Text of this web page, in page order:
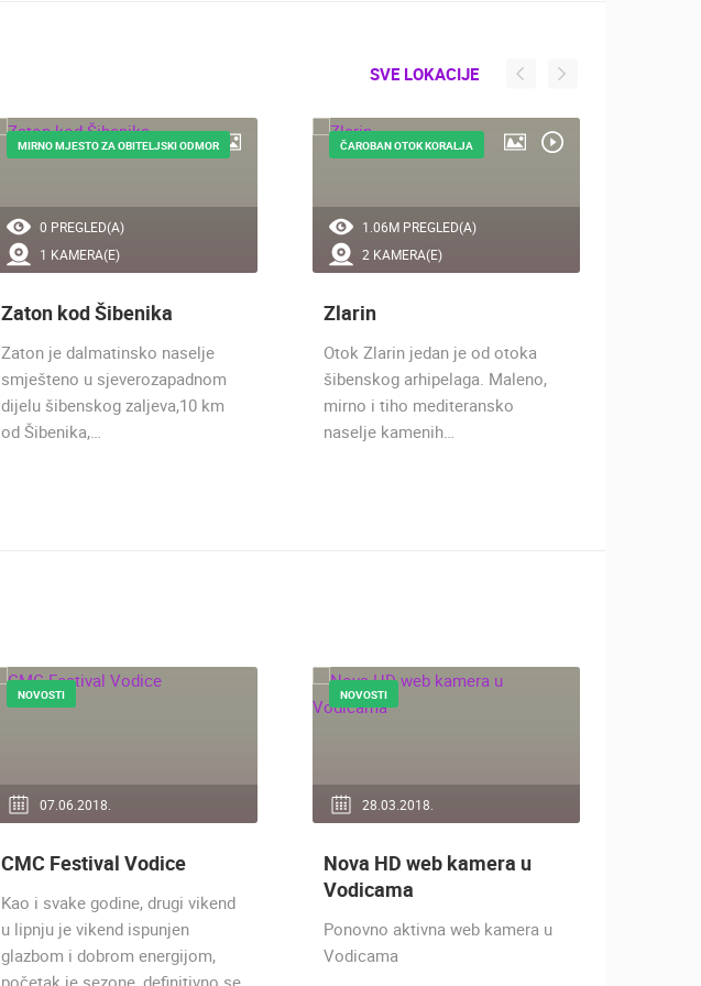
0 PREGLED(A)
1 KAMERA(E)
MIRNO MJESTO ZA OBITELJSKI ODMOR
Zaton kod Šibenika
Zaton je dalmatinsko naselje
smješteno u sjeverozapadnom
dijelu šibenskog zaljeva,10 km
od Šibenika,…
1.06M PREGLED(A)
2 KAMERA(E)
ČAROBAN OTOK KORALJA
Zlarin
Otok Zlarin jedan je od otoka
šibenskog arhipelaga. Maleno,
mirno i tiho mediteransko
naselje kamenih…
SVE LOKACIJE
07.06.2018.
NOVOSTI
CMC Festival Vodice
Kao i svake godine, drugi vikend
u lipnju je vikend ispunjen
glazbom i dobrom energijom,
početak je sezone, definitivno se
28.03.2018.
NOVOSTI
Nova HD web kamera u
Vodicama
Ponovno aktivna web kamera u
Vodicama